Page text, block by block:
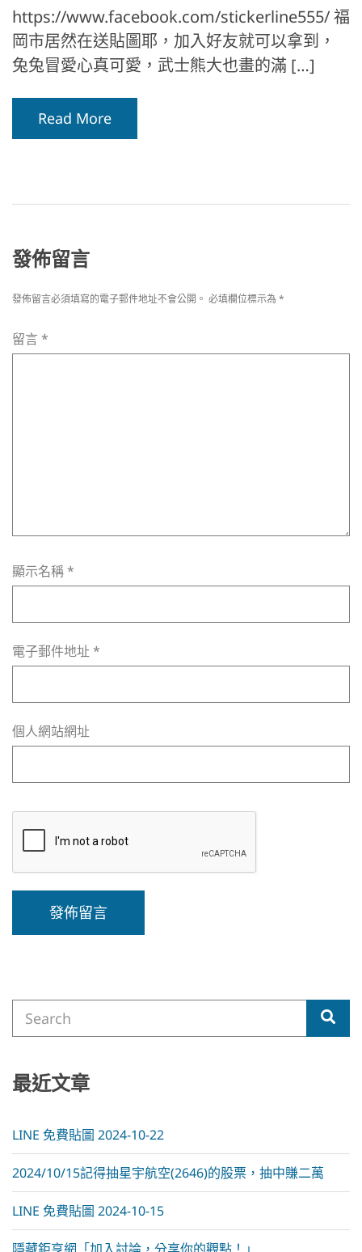
https://www.facebook.com/stickerline555/ 福
岡市居然在送貼圖耶，加入好友就可以拿到，
兔兔冒愛心真可愛，武士熊大也畫的滿 […]
Read More
發佈留言
發佈留言必須填寫的電子郵件地址不會公開。 必填欄位標示為 *
留言*
顯示名稱*
電子郵件地址 *
個人網站網址
a
v
Search
for:
最近文章
LINE 免費貼圖 2024-10-22
2024/10/15記得抽星宇航空(2646)的股票，抽中賺二萬
LINE 免費貼圖 2024-10-15
隱藏鉅亨網「加入討論，分享你的觀點！」